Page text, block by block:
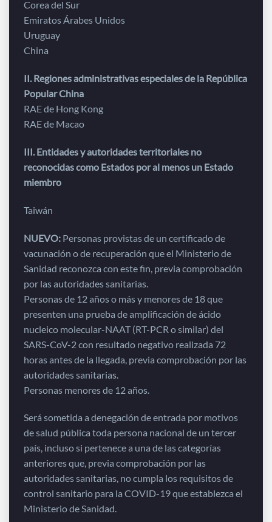
Corea del Sur
Emiratos Árabes Unidos
Uruguay
China
II. Regiones administrativas especiales de la República
Popular China
RAE de Hong Kong
RAE de Macao
III. Entidades y autoridades territoriales no
reconocidas como Estados por al menos un Estado
miembro
Taiwán
NUEVO: Personas provistas de un certificado de
vacunación o de recuperación que el Ministerio de
Sanidad reconozca con este fin, previa comprobación
por las autoridades sanitarias.
Personas de 12 años o más y menores de 18 que
presenten una prueba de amplificación de ácido
nucleico molecular-NAAT (RT-PCR o similar) del
SARS-CoV-2 con resultado negativo realizada 72
horas antes de la llegada, previa comprobación por las
autoridades sanitarias.
Personas menores de 12 años.
Será sometida a denegación de entrada por motivos
de salud pública toda persona nacional de un tercer
país, incluso si pertenece a una de las categorías
anteriores que, previa comprobación por las
autoridades sanitarias, no cumpla los requisitos de
control sanitario para la COVID-19 que establezca el
Ministerio de Sanidad.